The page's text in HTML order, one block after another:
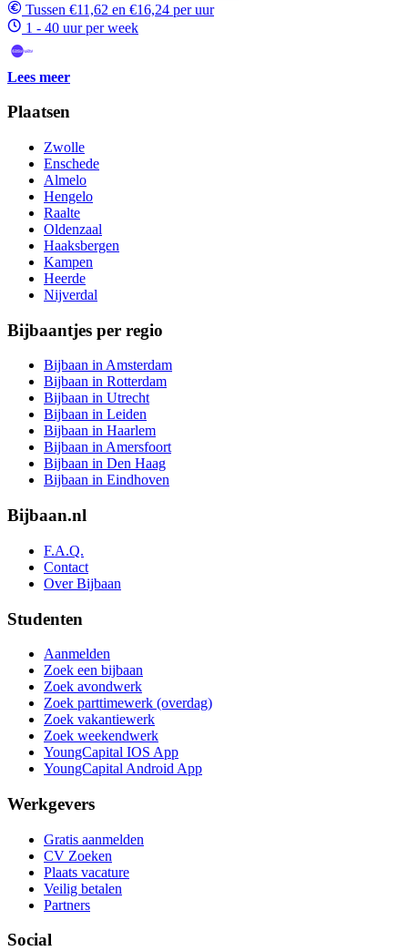
Tussen €11,62 en €16,24 per uur
1 - 40 uur per week
Lees meer
Plaatsen
Zwolle
Enschede
Almelo
Hengelo
Raalte
Oldenzaal
Haaksbergen
Kampen
Heerde
Nijverdal
Bijbaantjes per regio
Bijbaan in Amsterdam
Bijbaan in Rotterdam
Bijbaan in Utrecht
Bijbaan in Leiden
Bijbaan in Haarlem
Bijbaan in Amersfoort
Bijbaan in Den Haag
Bijbaan in Eindhoven
Bijbaan.nl
F.A.Q.
Contact
Over Bijbaan
Studenten
Aanmelden
Zoek een bijbaan
Zoek avondwerk
Zoek parttimewerk (overdag)
Zoek vakantiewerk
Zoek weekendwerk
YoungCapital IOS App
YoungCapital Android App
Werkgevers
Gratis aanmelden
CV Zoeken
Plaats vacature
Veilig betalen
Partners
Social